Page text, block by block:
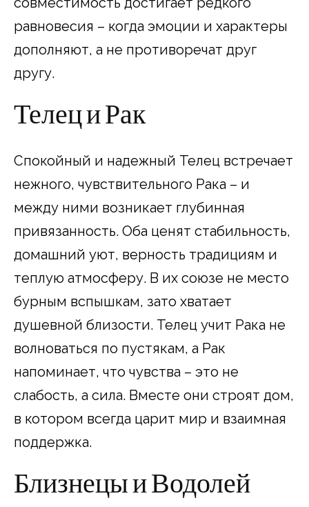
равновесия – когда эмоции и характеры
дополняют, а не противоречат друг
другу.
Телец и Рак
Спокойный и надежный Телец встречает
нежного, чувствительного Рака – и
между ними возникает глубинная
привязанность. Оба ценят стабильность,
домашний уют, верность традициям и
теплую атмосферу. В их союзе не место
бурным вспышкам, зато хватает
душевной близости. Телец учит Рака не
волноваться по пустякам, а Рак
напоминает, что чувства – это не
слабость, а сила. Вместе они строят дом,
в котором всегда царит мир и взаимная
поддержка.
Близнецы и Водолей